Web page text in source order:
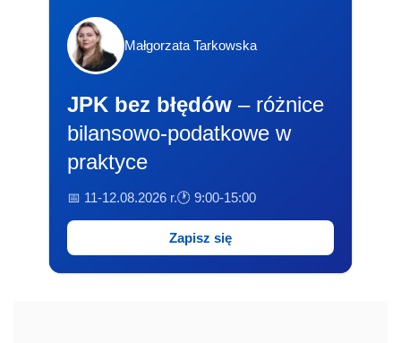
Małgorzata Tarkowska
JPK bez błędów – różnice
bilansowo-podatkowe w
praktyce
📅 11-12.08.2026 r.🕐 9:00-15:00
Zapisz się